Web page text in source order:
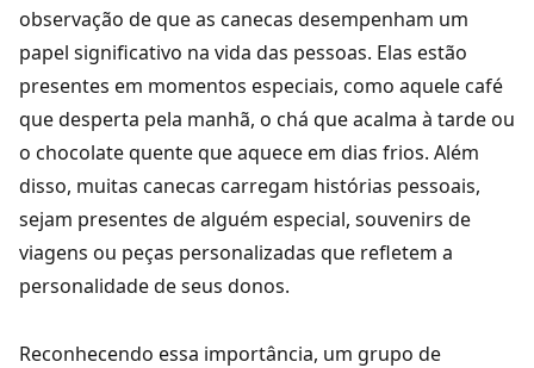
observação de que as canecas desempenham um
papel significativo na vida das pessoas. Elas estão
presentes em momentos especiais, como aquele café
que desperta pela manhã, o chá que acalma à tarde ou
o chocolate quente que aquece em dias frios. Além
disso, muitas canecas carregam histórias pessoais,
sejam presentes de alguém especial, souvenirs de
viagens ou peças personalizadas que refletem a
personalidade de seus donos.
Reconhecendo essa importância, um grupo de